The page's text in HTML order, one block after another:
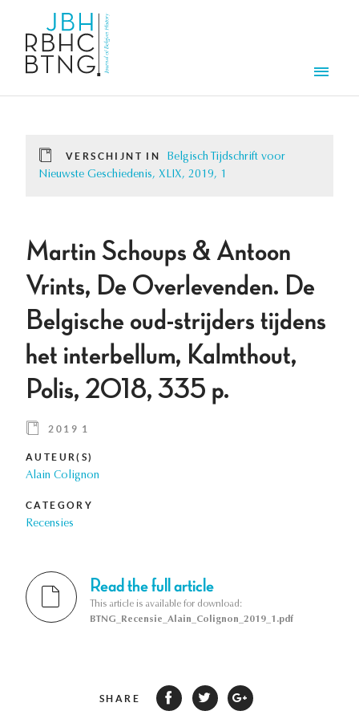
VERSCHIJNT IN
Belgisch Tijdschrift voor
Nieuwste Geschiedenis, XLIX, 2019, 1
Martin Schoups & Antoon
Vrints, De Overlevenden. De
Belgische oud-strijders tijdens
het interbellum, Kalmthout,
Polis, 2018, 335 p.
2019 1
AUTEUR(S)
Alain Colignon
CATEGORY
Recensies
Read the full article
This article is available for download:
BTNG_Recensie_Alain_Colignon_2019_1.pdf
SHARE